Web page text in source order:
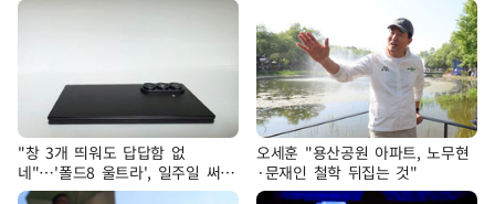
"창 3개 띄워도 답답함 없
네"…'폴드8 울트라', 일주일 써보
니
오세훈 "용산공원 아파트, 노무현
·문재인 철학 뒤집는 것"